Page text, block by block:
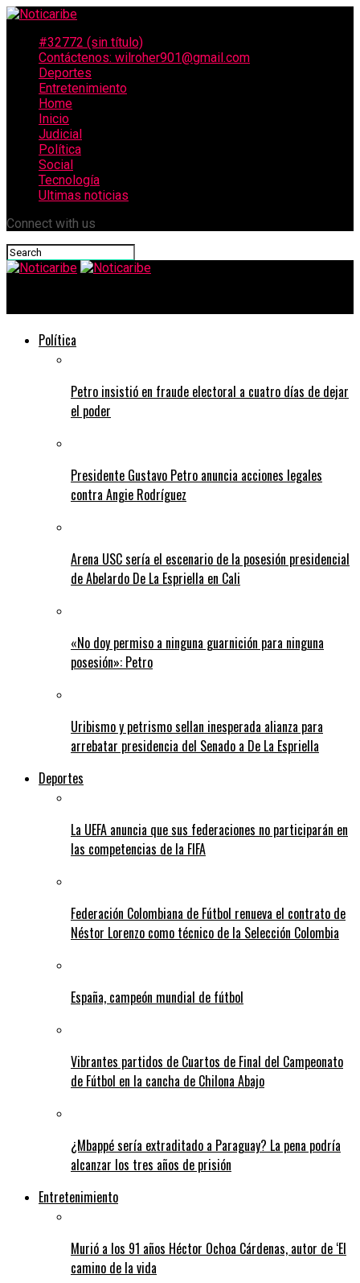
#32772 (sin título)
Contáctenos: wilroher901@gmail.com
Deportes
Entretenimiento
Home
Inicio
Judicial
Política
Social
Tecnología
Ultimas noticias
Connect with us
Política
Petro insistió en fraude electoral a cuatro días de dejar
el poder
Presidente Gustavo Petro anuncia acciones legales
contra Angie Rodríguez
Arena USC sería el escenario de la posesión presidencial
de Abelardo De La Espriella en Cali
«No doy permiso a ninguna guarnición para ninguna
posesión»: Petro
Uribismo y petrismo sellan inesperada alianza para
arrebatar presidencia del Senado a De La Espriella
Deportes
La UEFA anuncia que sus federaciones no participarán en
las competencias de la FIFA
Federación Colombiana de Fútbol renueva el contrato de
Néstor Lorenzo como técnico de la Selección Colombia
España, campeón mundial de fútbol
Vibrantes partidos de Cuartos de Final del Campeonato
de Fútbol en la cancha de Chilona Abajo
¿Mbappé sería extraditado a Paraguay? La pena podría
alcanzar los tres años de prisión
Entretenimiento
Murió a los 91 años Héctor Ochoa Cárdenas, autor de ‘El
camino de la vida